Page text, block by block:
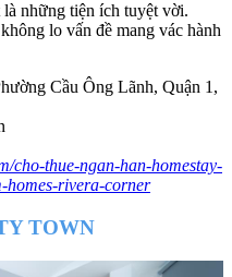
những tiện ích tuyệt vời.
lo vấn đề mang vác hành
Cầu Ông Lãnh, Quận 1,
cho-thue-ngan-han-homestay-
homes-rivera-corner
TOWN